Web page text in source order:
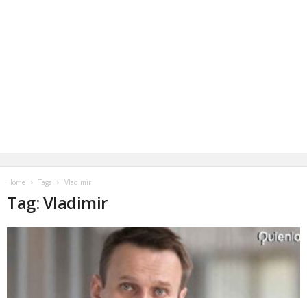
Home Tags Vladimir
Tag: Vladimir